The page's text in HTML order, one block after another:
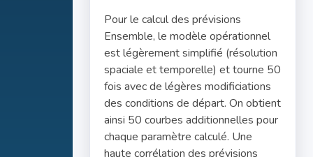
Pour le calcul des prévisions
Ensemble, le modèle opérationnel
est légèrement simplifié (résolution
spaciale et temporelle) et tourne 50
fois avec de légères modificiations
des conditions de départ. On obtient
ainsi 50 courbes additionnelles pour
chaque paramètre calculé. Une
haute corrélation des prévisions